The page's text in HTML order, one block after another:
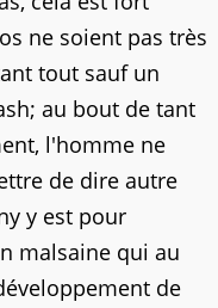
ne soient pas très
tout sauf un
au bout de tant
l'homme ne
de dire autre
y est pour
malsaine qui au
de